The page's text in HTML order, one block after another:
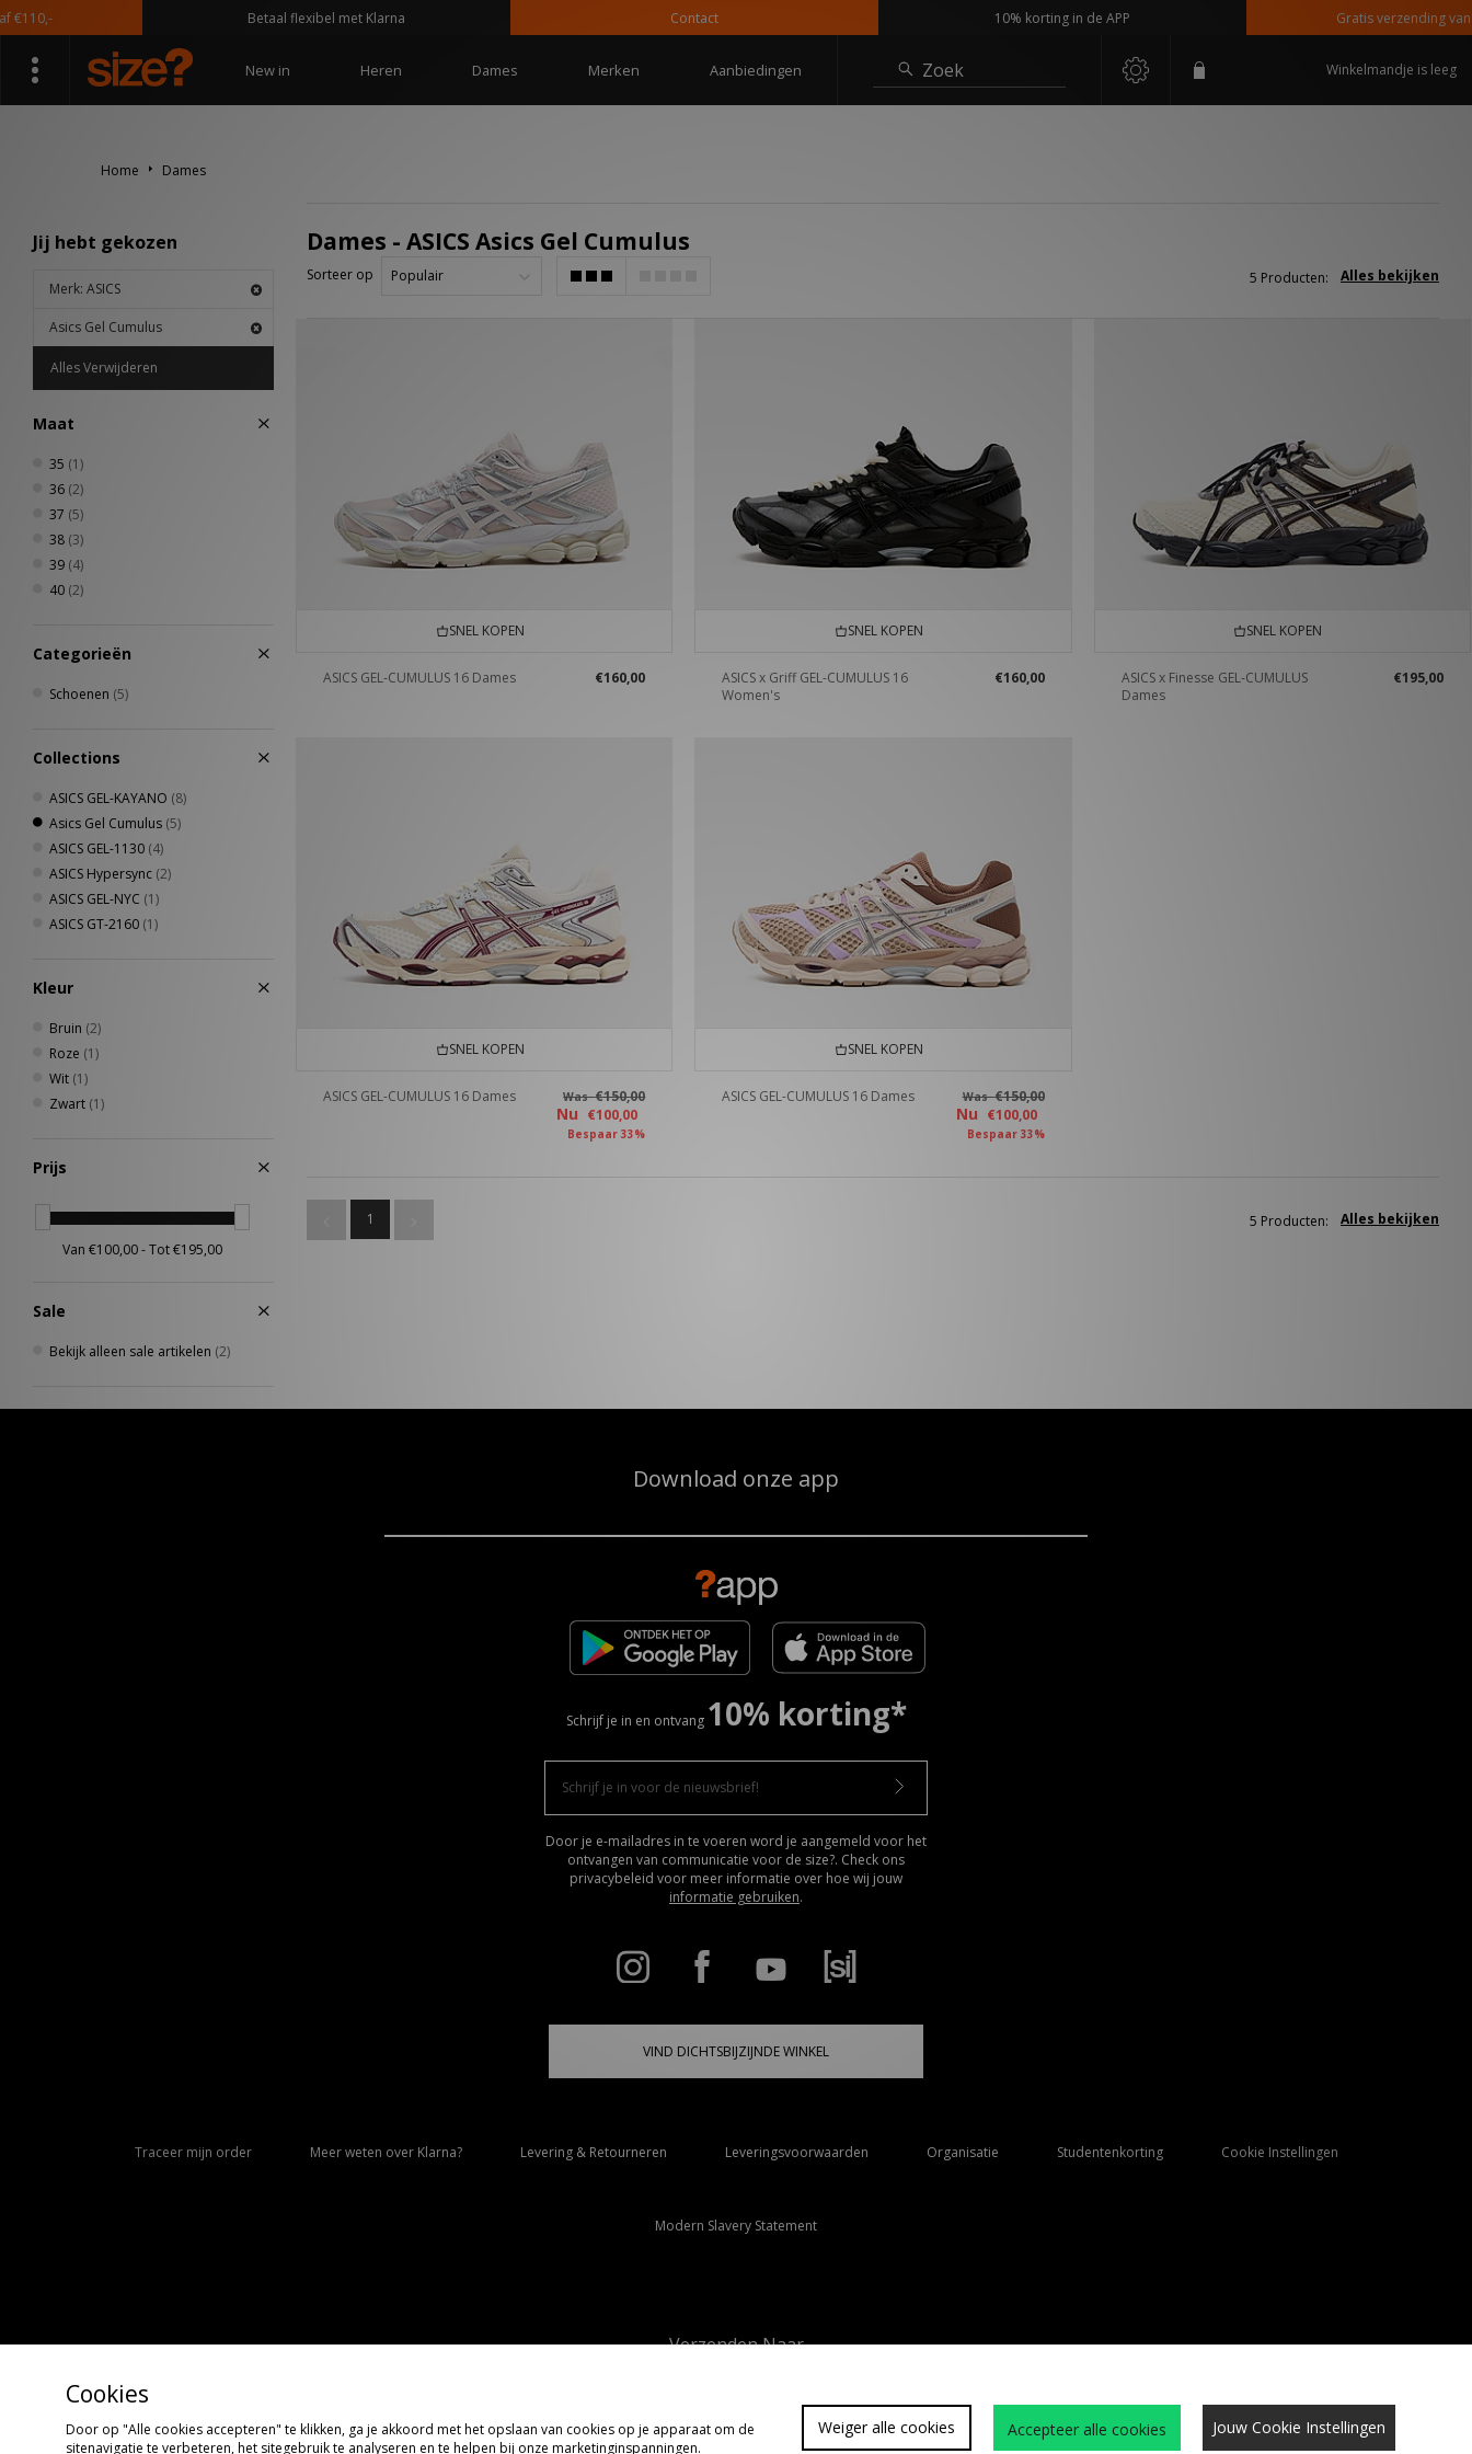
Betaal flexibel met Klarna Contact 10% korting in de APP Gratis verzending vanaf
New in Heren Dames Merken Aanbiedingen Zoek Winkelmandje is leeg
Home Dames
Jij hebt gekozen
Merk: ASICS
Asics Gel Cumulus
Alles Verwijderen
Maat
35 (1)
36 (2)
37 (5)
38 (3)
39 (4)
40 (2)
Categorieën
Schoenen (5)
Collections
ASICS GEL-KAYANO (8)
Asics Gel Cumulus (5)
ASICS GEL-1130 (4)
ASICS Hypersync (2)
ASICS GEL-NYC (1)
ASICS GT-2160 (1)
Kleur
Bruin (2)
Roze (1)
Wit (1)
Zwart (1)
Prijs
Sale
Bekijk alleen sale artikelen (2)
Dames - ASICS Asics Gel Cumulus
Sorteer op Alles bekijken
5 Producten:
SNEL KOPEN
ASICS GEL-CUMULUS 16 Dames €160,00
SNEL KOPEN
ASICS x Griff GEL-CUMULUS 16
Women's
€160,00
SNEL KOPEN
ASICS x Finesse GEL-CUMULUS
Dames
€195,00
SNEL KOPEN
ASICS GEL-CUMULUS 16 Dames Was€150,00
Nu €100,00
Bespaar 33%
SNEL KOPEN
ASICS GEL-CUMULUS 16 Dames Was€150,00
Nu €100,00
Bespaar 33%
1 Alles bekijken
5 Producten:
Download onze app
Schrijf je in en ontvang 10% korting*
Door je e-mailadres in te voeren word je aangemeld voor het
ontvangen van communicatie voor de size?. Check ons
privacybeleid voor meer informatie over hoe wij jouw
informatie gebruiken.
VIND DICHTSBIJZIJNDE WINKEL
Traceer mijn order Meer weten over Klarna? Levering & Retourneren Leveringsvoorwaarden Organisatie Studentenkorting Cookie Instellingen
Modern Slavery Statement
Verzenden Naar
Algemene Voorwaarden Cookies Site beveiliging
Copyright © 2026 size?, Alle rechten voorbehouden
Cookies
Door op "Alle cookies accepteren" te klikken, ga je akkoord met het opslaan van cookies op je apparaat om de
sitenavigatie te verbeteren, het sitegebruik te analyseren en te helpen bij onze marketinginspanningen.
Jouw Cookie Instellingen
Accepteer alle cookies
Weiger alle cookies